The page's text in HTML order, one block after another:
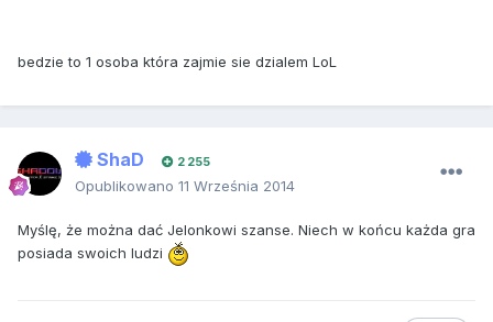
bedzie to 1 osoba która zajmie sie dzialem LoL
ShaD 2 255
Opublikowano 11 Września 2014
Myślę, że można dać Jelonkowi szanse. Niech w końcu każda gra
posiada swoich ludzi